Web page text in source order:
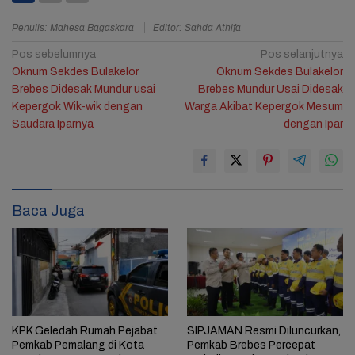
Penulis: Mahesa Bagaskara Editor: Sahda Athifa
Navigasi
pos
Pos sebelumnya
Oknum Sekdes Bulakelor
Brebes Didesak Mundur usai
Kepergok Wik-wik dengan
Saudara Iparnya
Pos selanjutnya
Oknum Sekdes Bulakelor
Brebes Mundur Usai Didesak
Warga Akibat Kepergok Mesum
dengan Ipar
Baca Juga
KPK Geledah Rumah Pejabat
Pemkab Pemalang di Kota
SIPJAMAN Resmi Diluncurkan,
Pemkab Brebes Percepat